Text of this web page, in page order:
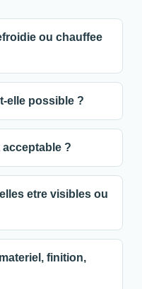
ou chauffee
elle possible ?
?
etre visibles ou
finition,